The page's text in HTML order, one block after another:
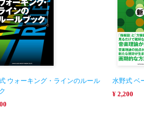
ウォーキング・ラインのルール
水野式 ベ
¥ 2,200